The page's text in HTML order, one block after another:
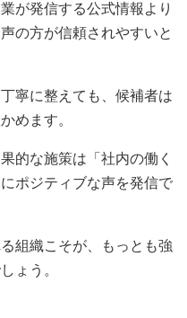
が発信する公式情報より
の方が信頼されやすいと
寧に整えても、候補者は
めます。
的な施策は「社内の働く
ポジティブな声を発信で
組織こそが、もっとも強
ょう。